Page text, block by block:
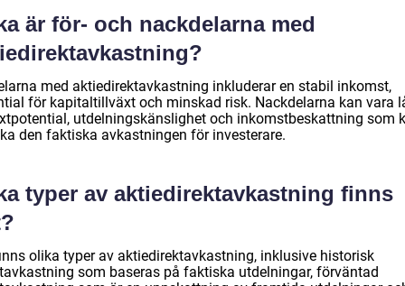
är för- och nackdelarna med
med aktiedirektavkastning inkluderar en stabil inkomst,
för kapitaltillväxt och minskad risk. Nackdelarna kan vara
utdelningskänslighet och inkomstbeskattning som
den faktiska avkastningen för investerare.
typer av aktiedirektavkastning finns
olika typer av aktiedirektavkastning, inklusive historisk
som baseras på faktiska utdelningar, förväntad